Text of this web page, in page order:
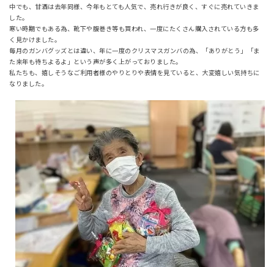
中でも、甘酒は去年同様、今年もとても人気で、売れ行きが良く、すぐに売れていきま
した。
寒い時期でもある為、靴下や腹巻き等も買われ、一度にたくさん購入されている方も多
く見かけました。
毎月のガンバグッズとは違い、年に一度のクリスマスガンバの為、「ありがとう」「ま
た来年も待ちよるよ」という声が多く上がっておりました。
私たちも、嬉しそうなご利用者様のやりとりや表情を見ていると、大変嬉しい気持ちに
なりました。